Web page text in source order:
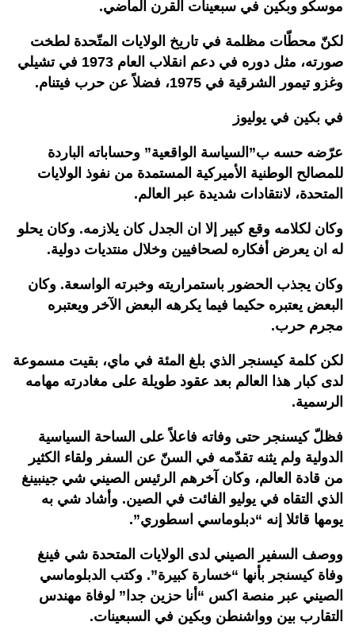
موسكو وبكين في سبعينات القرن الماضي.
لكنّ محطّات مظلمة في تاريخ الولايات المتّحدة لطخت
صورته، مثل دوره في دعم انقلاب العام 1973 في تشيلي
وغزو تيمور الشرقية في 1975، فضلاً عن حرب فيتنام.
في بكين في يوليوز
عرّضه حسه ب”السياسة الواقعية” وحساباته الباردة
للمصالح الوطنية الأميركية المستمدة من نفوذ الولايات
المتحدة، لانتقادات شديدة عبر العالم.
وكان لكلامه وقع كبير إلا ان الجدل كان يلازمه. وكان يحلو
له ان يعرض أفكاره لصحافيين وخلال منتديات دولية.
وكان يجذب الحضور باستمراريته وخبرته الواسعة. وكان
البعض يعتبره حكيما فيما يكرهه البعض الآخر ويعتبره
مجرم حرب.
لكن كلمة كيسنجر الذي بلغ المئة في ماي، بقيت مسموعة
لدى كبار هذا العالم بعد عقود طويلة على مغادرته مهامه
الرسمية.
فظلّ كيسنجر حتى وفاته فاعلاً على الساحة السياسية
الدولية ولم يثنه تقدّمه في السنّ عن السفر ولقاء الكثير
من قادة العالم، وكان آخرهم الرئيس الصيني شي جينبينغ
الذي التقاه في يوليو الفائت في الصين. وأشاد شي به
يومها قائلا إنه “دبلوماسي اسطوري”.
ووصف السفير الصيني لدى الولايات المتحدة شي فينغ
وفاة كيسنجر بأنها “خسارة كبيرة”. وكتب الدبلوماسي
الصيني عبر منصة اكس “أنا حزين جدا” لوفاة مهندس
التقارب بين وواشنطن وبكين في السبعينات.